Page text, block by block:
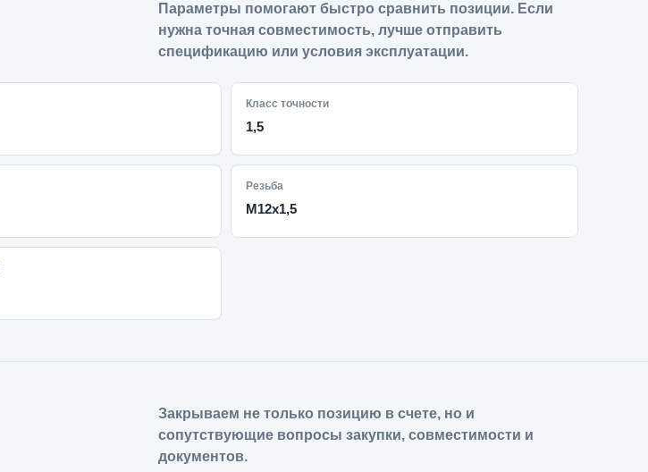
Параметры помогают быстро сравнить позиции. Если
нужна точная совместимость, лучше отправить
спецификацию или условия эксплуатации.
Класс точности
1,5
Резьба
M12x1,5
Закрываем не только позицию в счете, но и
сопутствующие вопросы закупки, совместимости и
документов.